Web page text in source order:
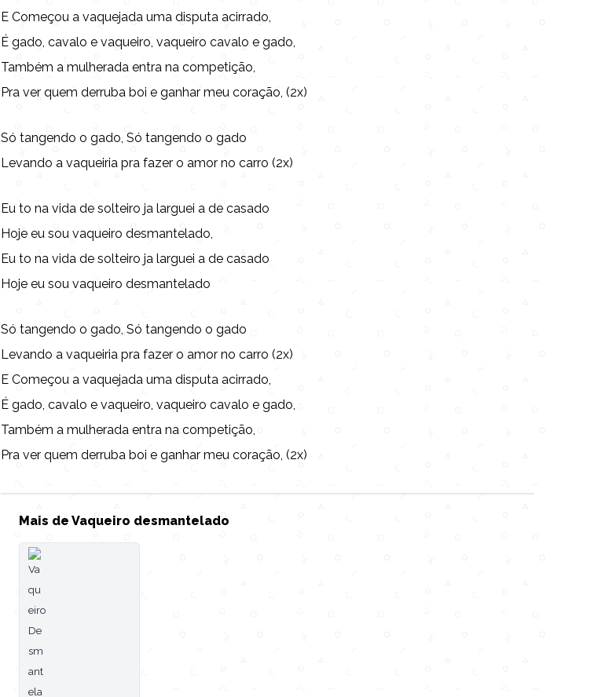
E Começou a vaquejada uma disputa acirrado,
É gado, cavalo e vaqueiro, vaqueiro cavalo e gado,
Também a mulherada entra na competição,
Pra ver quem derruba boi e ganhar meu coração, (2x)
Só tangendo o gado, Só tangendo o gado
Levando a vaqueiria pra fazer o amor no carro (2x)
Eu to na vida de solteiro ja larguei a de casado
Hoje eu sou vaqueiro desmantelado,
Eu to na vida de solteiro ja larguei a de casado
Hoje eu sou vaqueiro desmantelado
Só tangendo o gado, Só tangendo o gado
Levando a vaqueiria pra fazer o amor no carro (2x)
E Começou a vaquejada uma disputa acirrado,
É gado, cavalo e vaqueiro, vaqueiro cavalo e gado,
Também a mulherada entra na competição,
Pra ver quem derruba boi e ganhar meu coração, (2x)
Mais de Vaqueiro desmantelado